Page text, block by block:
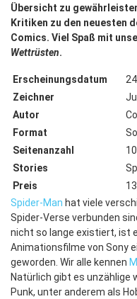
Übersicht zu
Kritiken zu den neuesten
Comics. Viel Spaß mit
Wettrüsten.
Erscheinungsdatum
Zeichner
Autor
Format
Seitenanzahl
Stories
Preis
Spider-Man hat viele
Spider-Verse verbunden
nicht so lange existiert, ist
Animationsfilme von Sony
geworden. Wir alle kennen
Natürlich gibt es unzählige
Punk, unter anderem als